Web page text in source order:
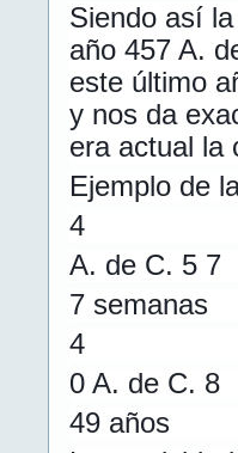
Siendo así
año 457 A.
este último
y nos da
era actual la
Ejemplo de
4
A. de C. 5 7
7 semanas
4
0 A. de C. 8
49 años